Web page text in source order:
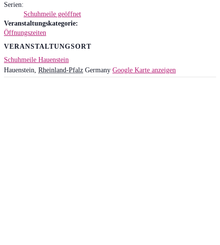
Serien:
Schuhmeile geöffnet
Veranstaltungskategorie:
Öffnungszeiten
VERANSTALTUNGSORT
Schuhmeile Hauenstein
Hauenstein, Rheinland-Pfalz Germany Google Karte anzeigen